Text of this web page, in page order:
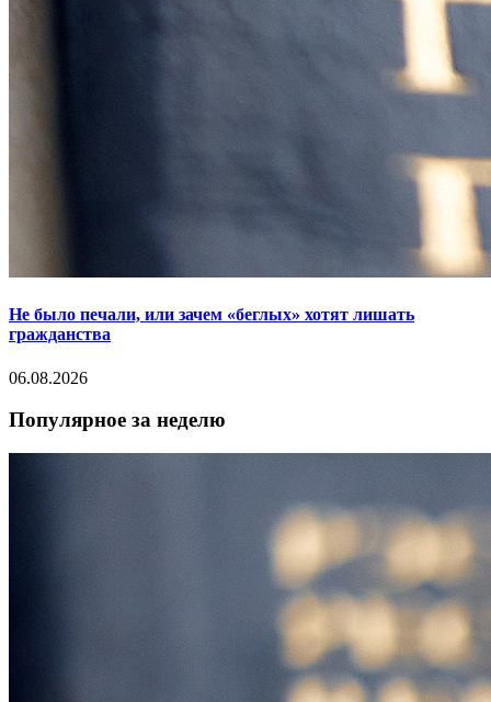
Не было печали, или зачем «беглых» хотят лишать
гражданства
06.08.2026
Популярное за неделю